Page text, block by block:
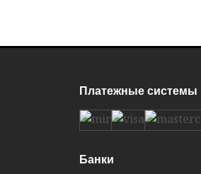
Платежные системы
Банки